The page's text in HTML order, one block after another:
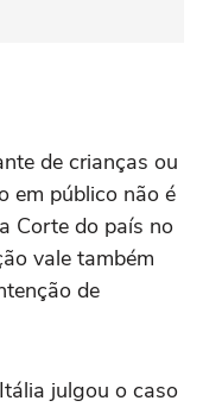
de crianças ou
em público não é
Corte do país no
vale também
de
julgou o caso